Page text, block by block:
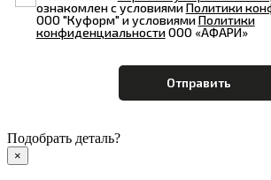
ознакомлен с условиямиПолитики
ООО "Куформ" и условиямиПолитики
конфиденциальностиООО «АФАРИ»
Подобрать деталь?
×